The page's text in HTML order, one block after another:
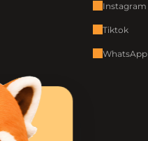
Instagram
Tiktok
WhatsApp